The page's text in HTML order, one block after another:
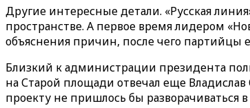
Другие интересные детали. «Русская
пространстве. А первое время лидером
объяснения причин, после чего партийцы
Близкий к администрации президента
на Старой площади отвечал еще Владислав
проекту не пришлось бы разворачиваться